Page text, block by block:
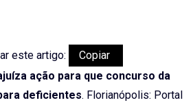
este artigo:
Copiar
ação para que concurso da
deficientes. Florianópolis: Portal